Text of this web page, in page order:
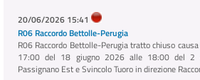
20/06/2026 15:41
R06 Raccordo Bettolle-Perugia
R06 Raccordo Bettolle-Perugia tratto chiuso
17:00 del 18 giugno 2026 alle 18:00 del 2
Passignano Est e Svincolo Tuoro in direzione